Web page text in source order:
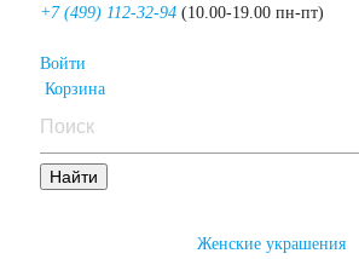
+7 (499) 112-32-94 (10.00-19.00 пн-пт)
Войти
Корзина
Женские украшения